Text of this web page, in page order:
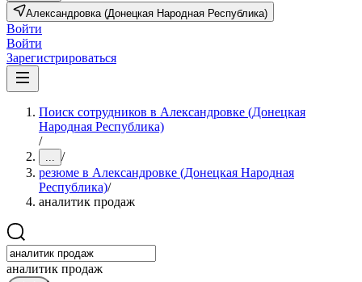
Александровка (Донецкая Народная Республика)
Войти
Войти
Зарегистрироваться
Поиск сотрудников в Александровке (Донецкая
Народная Республика)
/
... /
резюме в Александровке (Донецкая Народная
Республика)/
аналитик продаж
аналитик продаж